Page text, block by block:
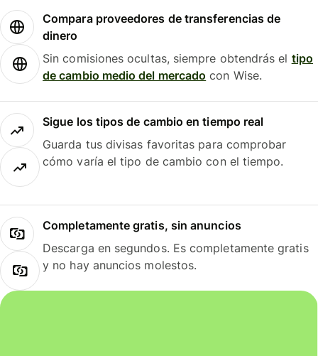
Compara proveedores de transferencias de
dinero
Sin comisiones ocultas, siempre obtendrás el tipo
de cambio medio del mercado con Wise.
Sigue los tipos de cambio en tiempo real
Guarda tus divisas favoritas para comprobar
cómo varía el tipo de cambio con el tiempo.
Completamente gratis, sin anuncios
Descarga en segundos. Es completamente gratis
y no hay anuncios molestos.